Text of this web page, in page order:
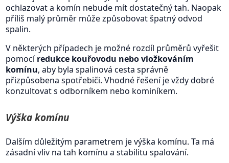
ochlazovat a komín nebude mít dostatečný tah. Naopak
příliš malý průměr může způsobovat špatný odvod
spalin.
V některých případech je možné rozdíl průměrů vyřešit
pomocíredukce kouřovodu nebo vložkováním
komínu, aby byla spalinová cesta správně
přizpůsobena spotřebiči. Vhodné řešení je vždy dobré
konzultovat s odborníkem nebo kominíkem.
Výška komínu
Dalším důležitým parametrem je výška komínu. Ta má
zásadní vliv na tah komínu a stabilitu spalování.